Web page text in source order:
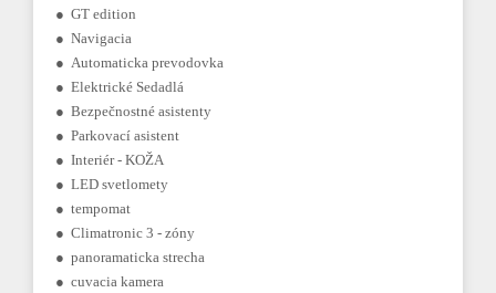
● GT edition
● Navigacia
● Automaticka prevodovka
● Elektrické Sedadlá
● Bezpečnostné asistenty
● Parkovací asistent
● Interiér - KOŽA
● LED svetlomety
● tempomat
● Climatronic 3 - zóny
● panoramaticka strecha
● cuvacia kamera